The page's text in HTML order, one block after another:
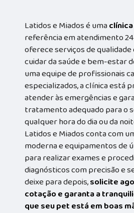
Latidos e Miados é uma
referência em atendimento
oferece serviços de qualidade
cuidar da saúde e bem-estar
uma equipe de profissionais
especializados, a clínica está
atender às emergências e
tratamento adequado para o
qualquer hora do dia ou da
Latidos e Miados conta com
moderna e equipamentos de
para realizar exames e
diagnósticos com precisão e
deixe para depois,solicite
cotação e garanta a
que seu pet está em boas